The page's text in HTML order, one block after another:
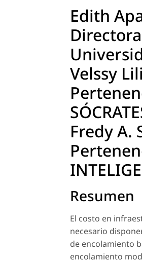
Edith
Velssy
Fredy A.
Resumen
El costo en
necesario
de encolamiento
encolamiento